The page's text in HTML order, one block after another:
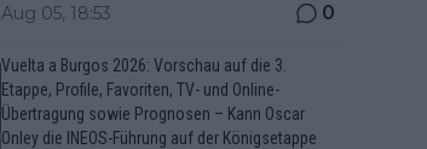
Aug 05, 18:53 0
Vuelta a Burgos 2026: Vorschau auf die 3.
Etappe, Profile, Favoriten, TV- und Online-
Übertragung sowie Prognosen – Kann Oscar
Onley die INEOS-Führung auf der Königsetappe